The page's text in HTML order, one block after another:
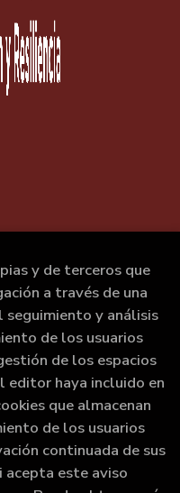
y de terceros que
a través de una
seguimiento y análisis
de los usuarios
de los espacios
editor haya incluido en
que almacenan
de los usuarios
continuada de sus
acepta este aviso